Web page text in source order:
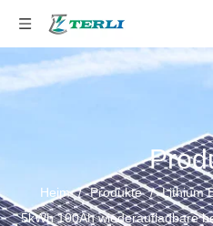
Heim / Produkte / Lithium
5kWh 100Ah wiederaufladbare